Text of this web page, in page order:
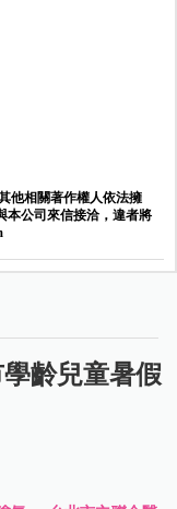
他相關著作權人依法擁
本公司來信接洽，違者將
齡兒童暑假